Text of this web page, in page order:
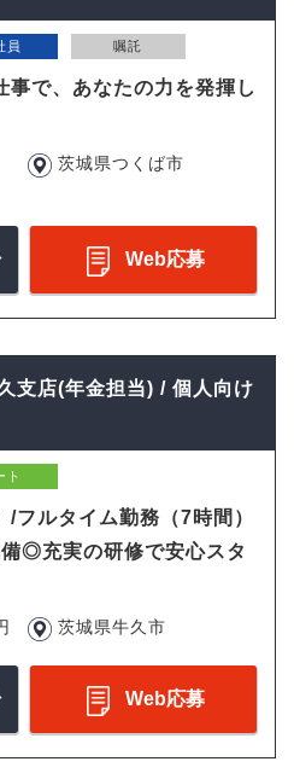
員 嘱託
事で、あなたの力を発揮し
茨城県つくば市
Web応募
支店(年金担当) / 個人向け
ト
/フルタイム勤務（7時間）
◎充実の研修で安心スタ
茨城県牛久市
Web応募